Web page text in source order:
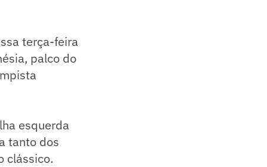
terça-feira
palco do
esquerda
tanto dos
clássico.